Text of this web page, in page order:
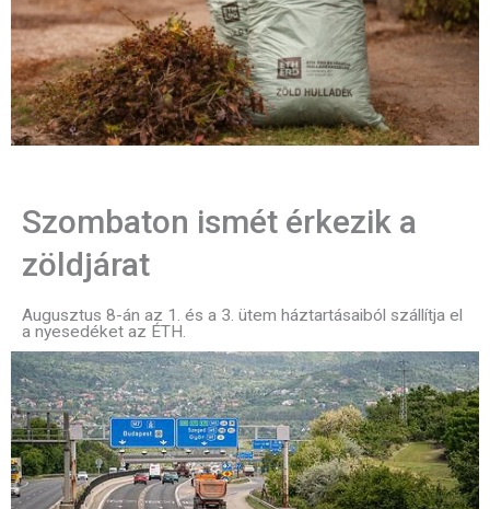
Szombaton ismét érkezik a
zöldjárat
Augusztus 8-án az 1. és a 3. ütem háztartásaiból szállítja el
a nyesedéket az ÉTH.